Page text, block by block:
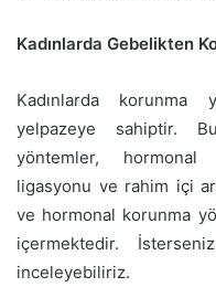
Kadınlarda Gebelikten
Kadınlarda
yelpazeye sahiptir.
yöntemler,
ligasyonu ve rahim içi
ve hormonal korunma
içermektedir.
inceleyebiliriz.